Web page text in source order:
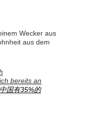
Wecker aus
aus dem
bereits an
国有35%的